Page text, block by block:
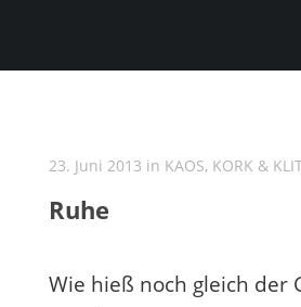
23. Juni 2013 in KAOS, KORK &
Ruhe
Wie hieß noch gleich der